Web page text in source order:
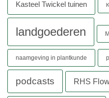
Kasteel Twickel tuinen
landgoederen
naamgeving in plantkunde
podcasts RHS